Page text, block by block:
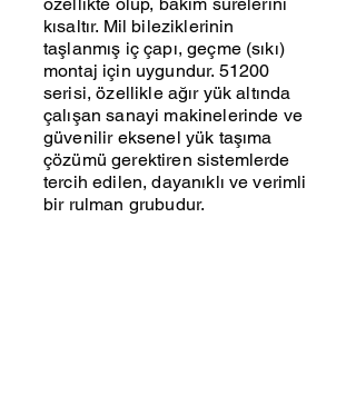
kısaltır. Mil bileziklerinin
taşlanmış iç çapı, geçme (sıkı)
montaj için uygundur. 51200
serisi, özellikle ağır yük altında
çalışan sanayi makinelerinde ve
güvenilir eksenel yük taşıma
çözümü gerektiren sistemlerde
tercih edilen, dayanıklı ve verimli
bir rulman grubudur.